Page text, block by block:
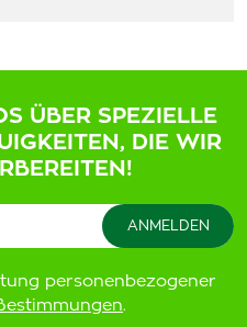
ÜBER SPEZIELLE
DIE WIR
personenbezogener
.